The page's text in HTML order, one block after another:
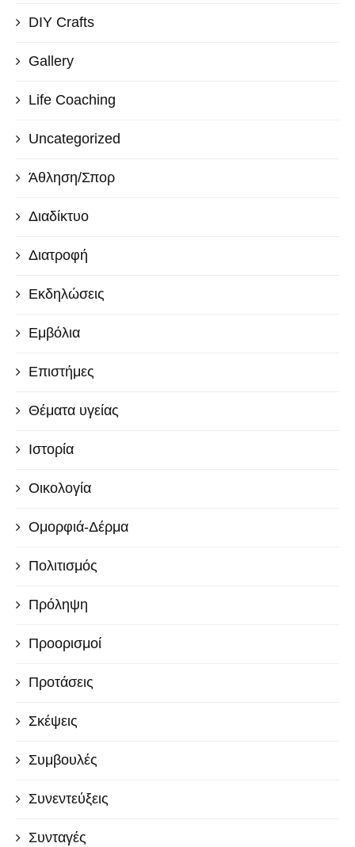
DIY Crafts
Gallery
Life Coaching
Uncategorized
Άθληση/Σπορ
Διαδίκτυο
Διατροφή
Εκδηλώσεις
Εμβόλια
Επιστήμες
Θέματα υγείας
Ιστορία
Οικολογία
Ομορφιά-Δέρμα
Πολιτισμός
Πρόληψη
Προορισμοί
Προτάσεις
Σκέψεις
Συμβουλές
Συνεντεύξεις
Συνταγές